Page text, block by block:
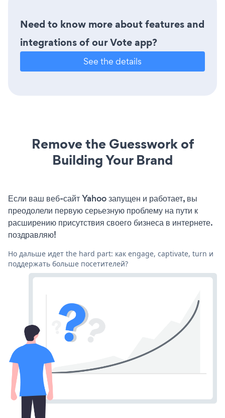
Need to know more about features and
integrations of our Vote app?
See the details
Remove the Guesswork of
Building Your Brand
Если ваш веб-сайт Yahoo запущен и работает, вы
преодолели первую серьезную проблему на пути к
расширению присутствия своего бизнеса в интернете.
поздравляю!
Но дальше идет the hard part: как engage, captivate, turn и
поддержать больше посетителей?